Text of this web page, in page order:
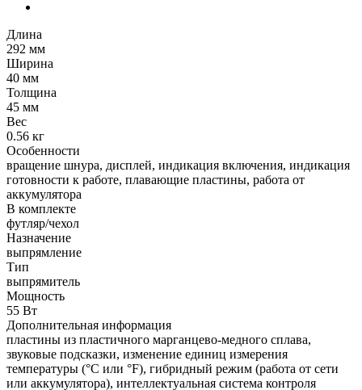
Длина
292 мм
Ширина
40 мм
Толщина
45 мм
Вес
0.56 кг
Особенности
вращение шнура, дисплей, индикация включения, индикация
готовности к работе, плавающие пластины, работа от
аккумулятора
В комплекте
футляр/чехол
Назначение
выпрямление
Тип
выпрямитель
Мощность
55 Вт
Дополнительная информация
пластины из пластичного марганцево-медного сплава,
звуковые подсказки, изменение единиц измерения
температуры (°C или °F), гибридный режим (работа от сети
или аккумулятора), интеллектуальная система контроля